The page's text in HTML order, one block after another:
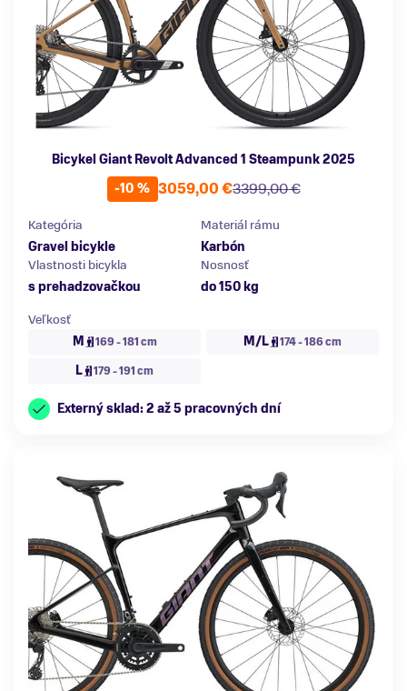
Bicykel Giant Revolt Advanced 1 Steampunk 2025
-10 %
3399,00 €
3059,00 €
Kategória
Gravel bicykle
Materiál rámu
Karbón
Vlastnosti bicykla
s prehadzovačkou
Nosnosť
do 150 kg
Veľkosť
M
169 - 181 cm M/L 174 - 186 cm
L 179 - 191 cm
Externý sklad: 2 až 5 pracovných dní